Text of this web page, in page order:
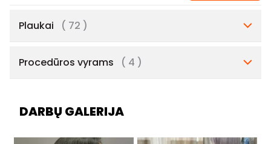
Plaukai ( 72 )
Procedūros vyrams ( 4 )
DARBŲ GALERIJA